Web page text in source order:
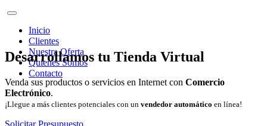
Inicio
Clientes
Nuestra Oferta
Quienes Somos
Contacto
Desarrollamos tu Tienda Virtual
Venda sus productos o servicios en Internet con Comercio
Electrónico.
¡Llegue a más clientes potenciales con un vendedor automático en línea!
Solicitar Presupuesto